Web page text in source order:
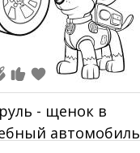
- щенок в
автомобиль